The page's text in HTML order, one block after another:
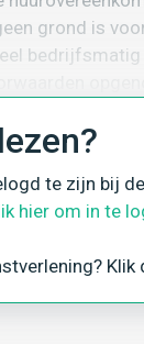
grond is
te zijn bij
hier om in te